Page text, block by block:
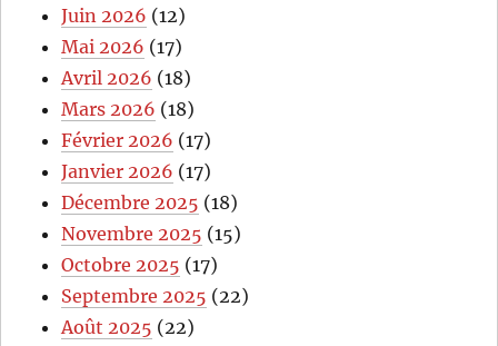
Juin 2026 (12)
Mai 2026 (17)
Avril 2026 (18)
Mars 2026 (18)
Février 2026 (17)
Janvier 2026 (17)
Décembre 2025 (18)
Novembre 2025 (15)
Octobre 2025 (17)
Septembre 2025 (22)
Août 2025 (22)